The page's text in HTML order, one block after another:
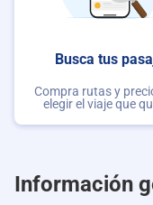
Busca tus
Compra rutas y
elegir el viaje que
Información